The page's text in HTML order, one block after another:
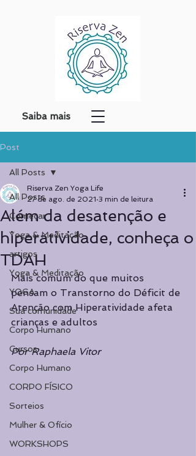
Saiba mais
Post
All Posts
Começar
Yoga & Meditação
artigos
Yoga & Meditação
YOGA
Sua comunidade
Corpo Humano
Cursos
Corpo Humano
CORPO FÍSICO
Sorteios
Mulher & Ofício
WORKSHOPS
All Posts
Além da desatenção e
hiperatividade, conheça o
TDAH
Riserva Zen Yoga Life
27 de ago. de 2021 3 min de leitura
Mais comum do que muitos
pensam o Transtorno do Déficit de
Atenção com Hiperatividade afeta
crianças e adultos
Por Raphaela Vitor